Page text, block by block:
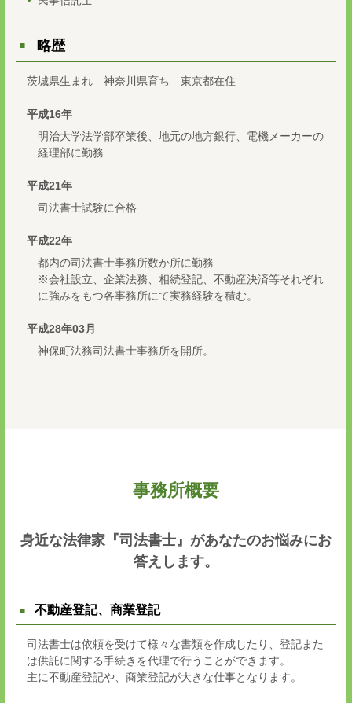
略歴
茨城県生まれ 神奈川県育ち 東京都在住
平成16年
明治大学法学部卒業後、地元の地方銀行、電機メーカーの
経理部に勤務
平成21年
司法書士試験に合格
平成22年
都内の司法書士事務所数か所に勤務
※会社設立、企業法務、相続登記、不動産決済等それぞれ
に強みをもつ各事務所にて実務経験を積む。
平成28年03月
神保町法務司法書士事務所を開所。
事務所概要
身近な法律家『司法書士』があなたのお悩みにお
答えします。
不動産登記、商業登記
司法書士は依頼を受けて様々な書類を作成したり、登記また
は供託に関する手続きを代理で行うことができます。
主に不動産登記や、商業登記が大きな仕事となります。